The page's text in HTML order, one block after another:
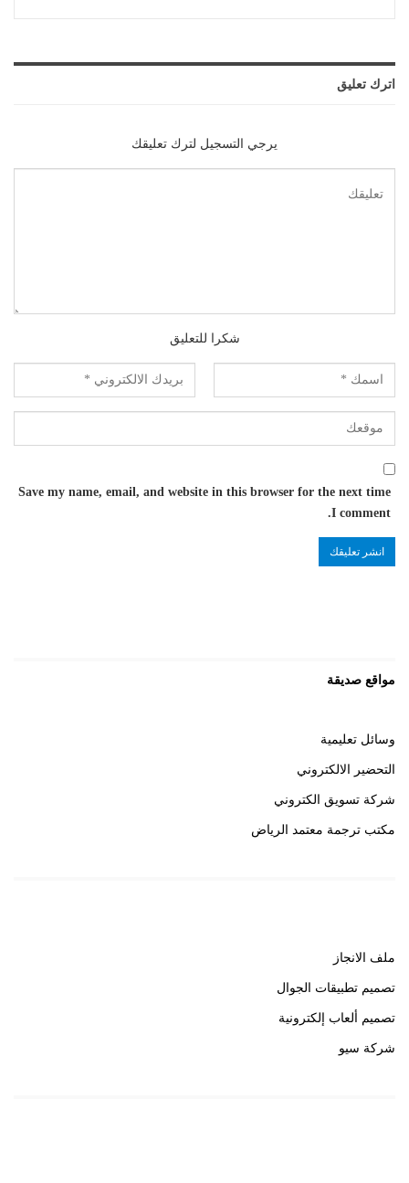
اترك تعليق
يرجي التسجيل لترك تعليقك
شكرا للتعليق
Save my name, email, and website in this browser for the next time
I comment.
مواقع صديقة
وسائل تعليمية
التحضير الالكتروني
شركة تسويق الكتروني
مكتب ترجمة معتمد الرياض
ملف الانجاز
تصميم تطبيقات الجوال
تصميم ألعاب إلكترونية
شركة سيو